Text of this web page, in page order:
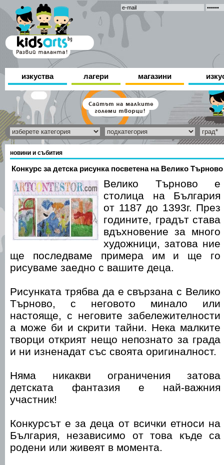
изкуства лагери магазини
новини и събития
Конкурс за детска рисунка посветена на Велико Търново
Велико Търново е
столица на България
от 1187 до 1393г. През
годините, градът става
вдъхновение за много
художници, затова ние
ще последваме примера им и ще го
рисуваме заедно с вашите деца.
Рисунката трябва да е свързана с Велико
Търново, с неговото минало или
настояще, с неговите забележителности
а може би и скрити тайни. Нека малките
творци открият нещо непознато за града
и ни изненадат със своята оригиналност.
Няма никакви ограничения затова
детската фантазия е най-важния
участник!
Конкурсът е за деца от всички етноси на
България, независимо от това къде са
родени или живеят в момента.